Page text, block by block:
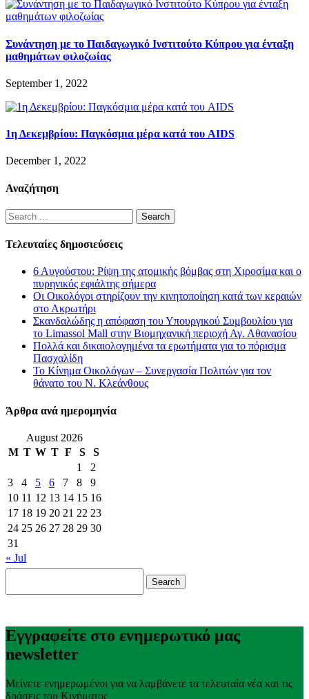
Συνάντηση με το Παιδαγωγικό Ινστιτούτο Κύπρου για ένταξη
μαθημάτων φιλοζωίας
September 1, 2022
1η Δεκεμβρίου: Παγκόσμια μέρα κατά του AIDS
December 1, 2022
Αναζήτηση
Search
for:
Τελευταίες δημοσιεύσεις
6 Αυγούστου: Ρίψη της ατομικής βόμβας στη Χιροσίμα και ο
πυρηνικός εφιάλτης σήμερα
Οι Οικολόγοι στηρίζουν την κινητοποίηση κατά των κεραιών
στο Ακρωτήρι
Σκανδαλώδης η απόφαση του Υπουργικού Συμβουλίου για
το Limassol Mall στην Βιομηχανική περιοχή Αγ. Αθανασίου
Πολλά και δικαιολογημένα τα ερωτήματα για το πόρισμα
Πασχαλίδη
Το Κίνημα Οικολόγων – Συνεργασία Πολιτών για τον
θάνατο του Ν. Κλεάνθους
Άρθρα ανά ημερομηνία
August 2026
M T W T F S
S
1
2
3
4 5 6 7 8
9
10 11 12 13 14 15 16
17 18 19 20 21 22 23
24 25 26 27 28 29 30
31
« Jul
Εγγραφείτε στο ενημερωτικό μας
newsletter
Μείνετε ενημερωμένοι για να λαμβάνετε τα τελευταία νέα και τις
δράσεις του Κινήματος